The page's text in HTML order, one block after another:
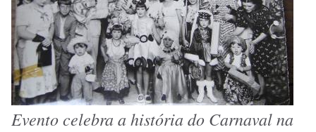
Evento celebra a história do Carnaval na